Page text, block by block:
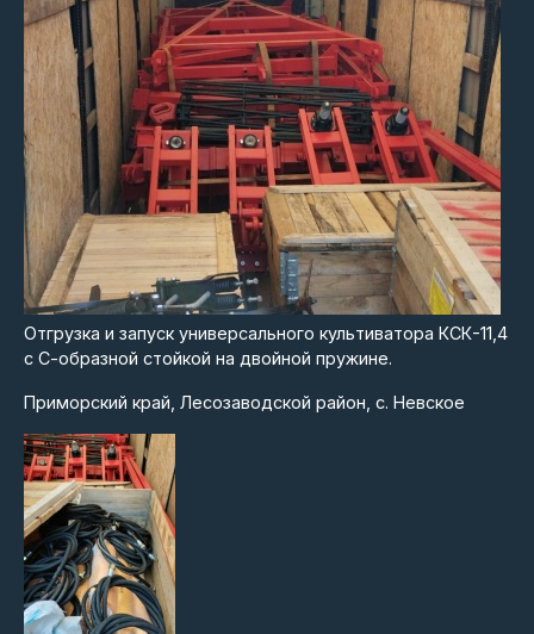
Отгрузка и запуск универсального культиватора КСК-11,4
с С-образной стойкой на двойной пружине.
Приморский край, Лесозаводской район, с. Невское